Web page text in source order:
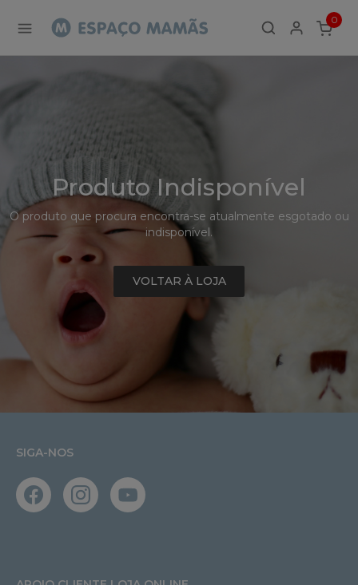
Detalhe
de
Produto
-
Produto
0
ITEMS
Produto Indisponível
O produto que procura encontra-se atualmente esgotado ou
indisponível.
VOLTAR À LOJA
SIGA-NOS